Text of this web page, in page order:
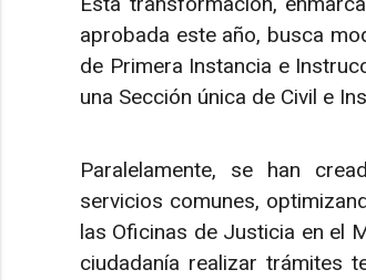
aprobada este año, busca
de Primera Instancia e
una Sección única de Civil e
Paralelamente, se han
servicios comunes,
las Oficinas de Justicia en el
ciudadanía realizar trámites